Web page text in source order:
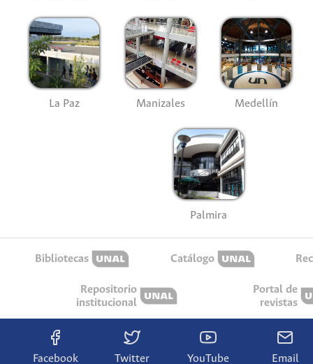
La Paz Manizales Medellín
Palmira
Bibliotecas Catálogo
Repositorio
institucional
Portal de
revistas
Facebook Twitter YouTube Email